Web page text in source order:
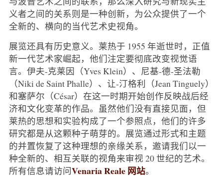
义者之间的关系则是一种创新，为公众提供了一个
全新的、横向的当代艺术史视角。
展览还具有历史意义。莱热于 1955 年逝世时，正值
新一代艺术家崛起，他们注定要彻底改变视觉语
言。伊夫-克莱因（Yves Klein）、尼基-德-圣法勒
（Niki de Saint Phalle）、让-汀格利（Jean Tinguely）
和塞萨尔（César）在这一时期开始创作反映战后经
济和文化变革的作品。虽然他们没有直接见面，但
莱热的思想和实验构成了一个参照点，他们的许多
研究都是从这颗种子萌芽的。展览通过形式和主题
的并置恢复了这种理想的亲缘关系，邀请我们以一
种全新的、相互关联的视角来审视 20 世纪的艺术。
所有信息请访问Venaria Reale 网站。